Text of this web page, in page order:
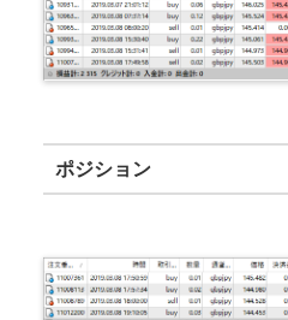
ポジション